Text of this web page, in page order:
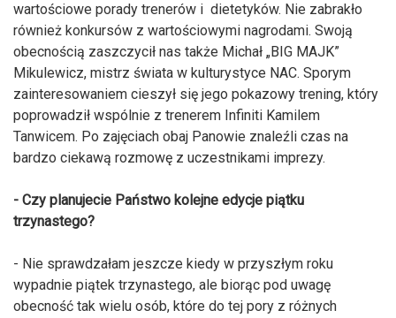
wartościowe porady trenerów i dietetyków. Nie zabrakło
również konkursów z wartościowymi nagrodami. Swoją
obecnością zaszczycił nas także Michał „BIG MAJK”
Mikulewicz, mistrz świata w kulturystyce NAC. Sporym
zainteresowaniem cieszył się jego pokazowy trening, który
poprowadził wspólnie z trenerem Infiniti Kamilem
Tanwicem. Po zajęciach obaj Panowie znaleźli czas na
bardzo ciekawą rozmowę z uczestnikami imprezy.
- Czy planujecie Państwo kolejne edycje piątku
trzynastego?
- Nie sprawdzałam jeszcze kiedy w przyszłym roku
wypadnie piątek trzynastego, ale biorąc pod uwagę
obecność tak wielu osób, które do tej pory z różnych